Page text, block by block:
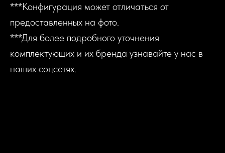
***Конфигурация может отличаться от
предоставленных на фото.
***Для более подробного уточнения
комплектующих и их бренда узнавайте у нас в
наших соцсетях.